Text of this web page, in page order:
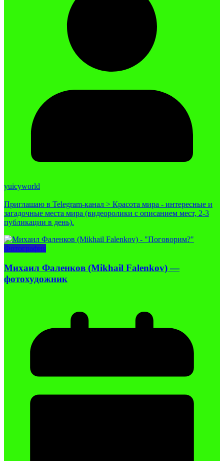
yuicyworld
Приглашаю в Telegram-канал > Красота мира - интересные и
загадочные места мира (видеоролики с описанием мест, 2-3
публикации в день).
Фотография
Михаил Фаленков (Mikhail Falenkov) —
фотохудожник